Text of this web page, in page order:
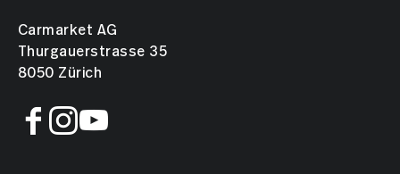
Carmarket AG
Thurgauerstrasse 35
8050 Zürich